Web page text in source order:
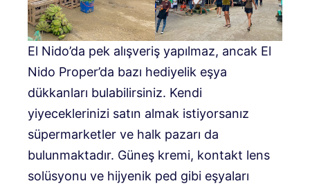
El Nido’da pek alışveriş yapılmaz, ancak El
Nido Proper’da bazı hediyelik eşya
dükkanları bulabilirsiniz. Kendi
yiyeceklerinizi satın almak istiyorsanız
süpermarketler ve halk pazarı da
bulunmaktadır. Güneş kremi, kontakt lens
solüsyonu ve hijyenik ped gibi eşyaları